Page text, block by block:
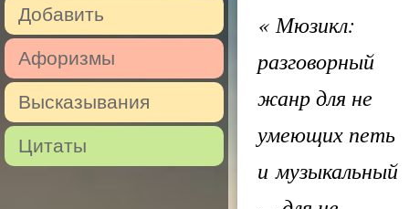
Добавить
Афоризмы
Высказывания
Цитаты
«Мюзикл:
разговорный
жанр для не
умеющих петь
и музыкальный